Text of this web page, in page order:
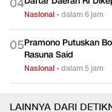
04
Nasional •dalam 6 jam
05Pramono Putuskan
Rasuna Said
Nasional •dalam 5 jam
LAINNYA DARI